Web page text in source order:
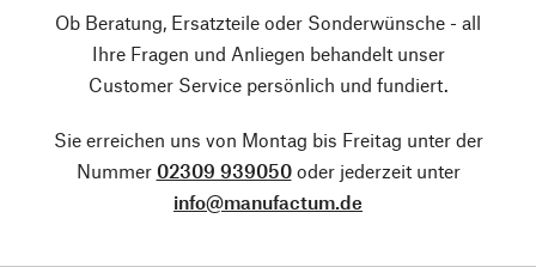
Ob Beratung, Ersatzteile oder Sonderwünsche - all
Ihre Fragen und Anliegen behandelt unser
Customer Service persönlich und fundiert.
Sie erreichen uns von Montag bis Freitag unter der
Nummer 02309 939050oder jederzeit unter
info@manufactum.de